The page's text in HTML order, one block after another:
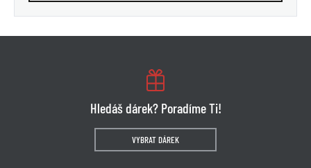
Hledáš dárek? Poradíme Ti!
VYBRAT DÁREK